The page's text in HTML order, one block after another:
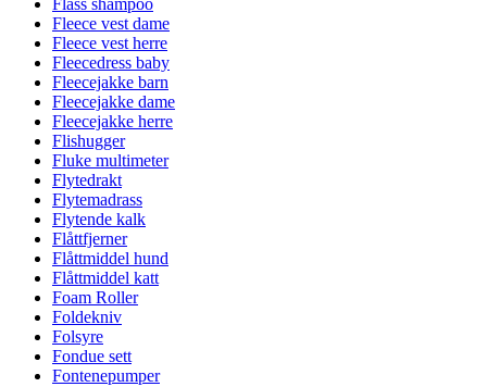
Flass shampoo
Fleece vest dame
Fleece vest herre
Fleecedress baby
Fleecejakke barn
Fleecejakke dame
Fleecejakke herre
Flishugger
Fluke multimeter
Flytedrakt
Flytemadrass
Flytende kalk
Flåttfjerner
Flåttmiddel hund
Flåttmiddel katt
Foam Roller
Foldekniv
Folsyre
Fondue sett
Fontenepumper